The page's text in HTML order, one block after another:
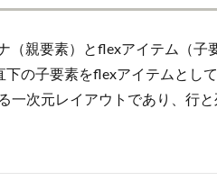
（親要素）とflexアイテム（子
の子要素をflexアイテムとし
一次元レイアウトであり、行